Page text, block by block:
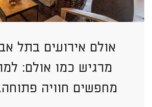
אולם אירועים בתל
מרגיש כמו אולם:
מחפשים חוויה